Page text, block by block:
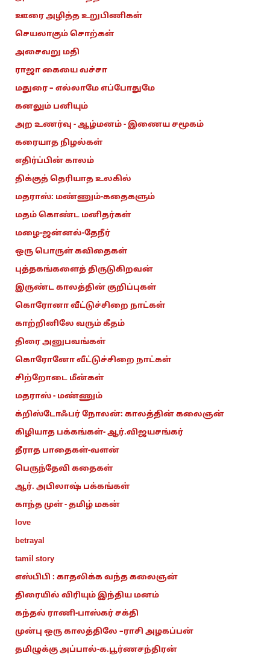
ஊரை அழித்த உறுபிணிகள்
செயலாகும் சொற்கள்
அசைவறு மதி
ராஜா கையை வச்சா
மதுரை – எல்லாமே எப்போதுமே
கனலும் பனியும்
அற உணர்வு - ஆழ்மனம் - இணைய சமூகம்
கரையாத நிழல்கள்
எதிர்ப்பின் காலம்
திக்குத் தெரியாத உலகில்
மதராஸ்: மண்ணும்-கதைகளும்
மதம் கொண்ட மனிதர்கள்
மழை-ஜன்னல்-தேநீர்
ஒரு பொருள் கவிதைகள்
புத்தகங்களைத் திருடுகிறவன்
இருண்ட காலத்தின் குறிப்புகள்
கொரோனா வீட்டுச்சிறை நாட்கள்
காற்றினிலே வரும் கீதம்
திரை அனுபவங்கள்
கொரோனோ வீட்டுச்சிறை நாட்கள்
சிற்றோடை மீன்கள்
மதராஸ் - மண்ணும்
க்றிஸ்டோஃபர் நோலன்: காலத்தின் கலைஞன்
கிழியாத பக்கங்கள்- ஆர்.விஜயசங்கர்
தீராத பாதைகள்-வளன்
பெருந்தேவி கதைகள்
ஆர். அபிலாஷ் பக்கங்கள்
காந்த முள் - தமிழ் மகன்
love
betrayal
tamil story
எஸ்பிபி : காதலிக்க வந்த கலைஞன்
திரையில் விரியும் இந்திய மனம்
கந்தல் ராணி-பாஸ்கர் சக்தி
முன்பு ஒரு காலத்திலே –ராசி அழகப்பன்
தமிழுக்கு அப்பால்-க.பூர்ணசந்திரன்